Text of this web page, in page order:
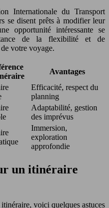
Internationale du Transport
se disent prêts à modifier leur
opportunité intéressante se
de la flexibilité et de
votre voyage.
Avantages
Efficacité, respect du
planning
Adaptabilité, gestion
des imprévus
Immersion,
exploration
approfondie
un itinéraire
voici quelques astuces